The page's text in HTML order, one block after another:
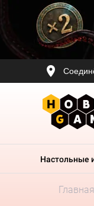
Настольные
Главная